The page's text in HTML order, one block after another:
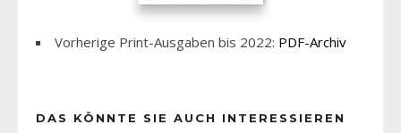
Vorherige Print-Ausgaben bis 2022: PDF-Archiv
DAS KÖNNTE SIE AUCH INTERESSIEREN